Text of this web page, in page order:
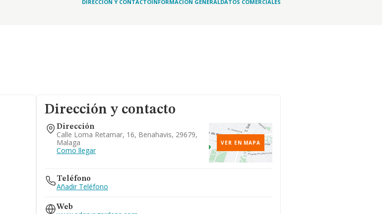
DIRECCIÓN Y CONTACTOINFORMACIÓN GENERALDATOS COMERCIALES
Dirección y contacto
Dirección
Calle Loma Retamar, 16, Benahavis, 29679,
Malaga
Como llegar
VER EN MAPA
Teléfono
Añadir Teléfono
Web